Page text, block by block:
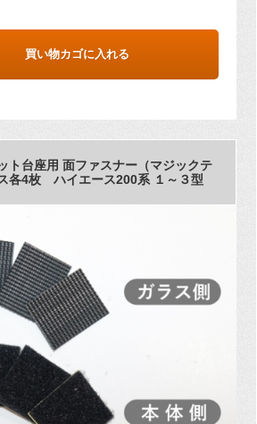
買い物カゴに入れる
ト台座用 面ファスナー（マジックテ
各4枚 ハイエース200系 １～３型